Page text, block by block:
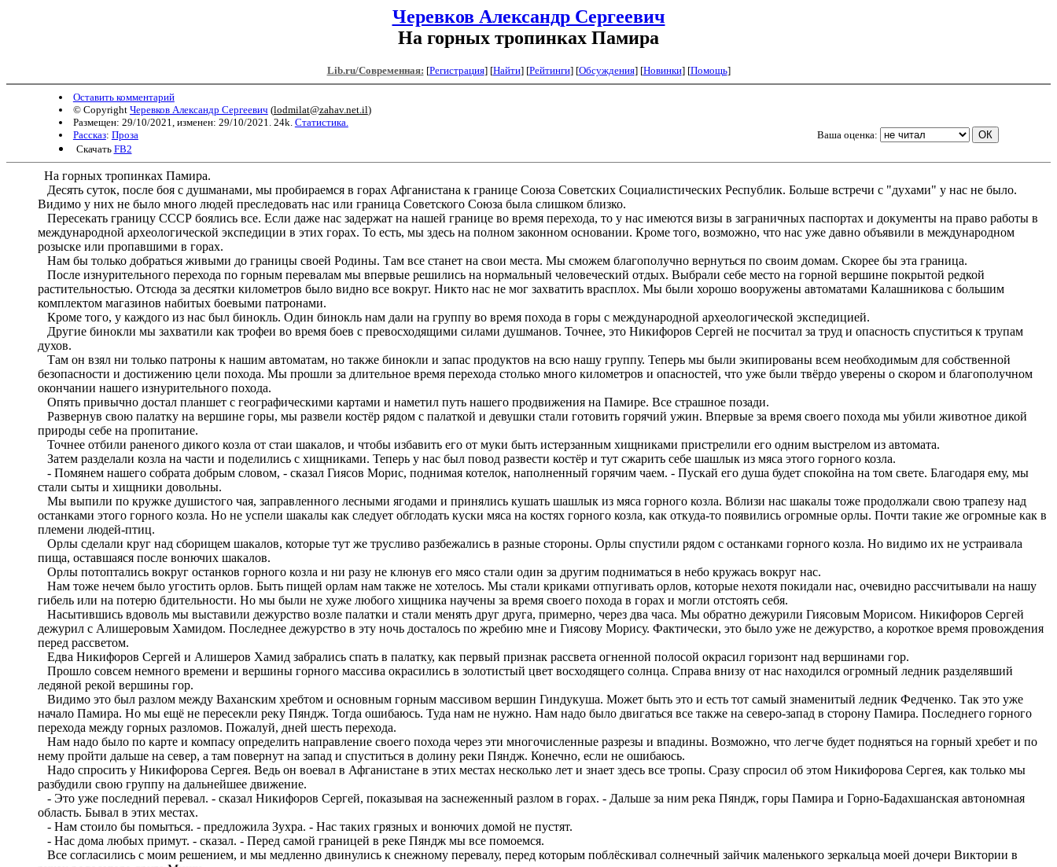
Черевков Александр Сергеевич
На горных тропинках Памира
Lib.ru/Современная: [Регистрация] [Найти] [Рейтинги] [Обсуждения] [Новинки] [Помощь]
Оставить комментарий
© Copyright Черевков Александр Сергеевич (lodmilat@zahav.net.il)
Размещен: 29/10/2021, изменен: 29/10/2021. 24k. Статистика.
Рассказ: Проза
Скачать FB2
Ваша оценка:
На горных тропинках Памира.
Десять суток, после боя с душманами, мы пробираемся в горах Афганистана к границе Союза Советских Социалистических Республик. Больше встречи с "духами" у нас не было.
Видимо у них не было много людей преследовать нас или граница Советского Союза была слишком близко.
Пересекать границу СССР боялись все. Если даже нас задержат на нашей границе во время перехода, то у нас имеются визы в заграничных паспортах и документы на право работы в
международной археологической экспедиции в этих горах. То есть, мы здесь на полном законном основании. Кроме того, возможно, что нас уже давно объявили в международном
розыске или пропавшими в горах.
Нам бы только добраться живыми до границы своей Родины. Там все станет на свои места. Мы сможем благополучно вернуться по своим домам. Скорее бы эта граница.
После изнурительного перехода по горным перевалам мы впервые решились на нормальный человеческий отдых. Выбрали себе место на горной вершине покрытой редкой
растительностью. Отсюда за десятки километров было видно все вокруг. Никто нас не мог захватить врасплох. Мы были хорошо вооружены автоматами Калашникова с большим
комплектом магазинов набитых боевыми патронами.
Кроме того, у каждого из нас был бинокль. Один бинокль нам дали на группу во время похода в горы с международной археологической экспедицией.
Другие бинокли мы захватили как трофеи во время боев с превосходящими силами душманов. Точнее, это Никифоров Сергей не посчитал за труд и опасность спуститься к трупам
духов.
Там он взял ни только патроны к нашим автоматам, но также бинокли и запас продуктов на всю нашу группу. Теперь мы были экипированы всем необходимым для собственной
безопасности и достижению цели похода. Мы прошли за длительное время перехода столько много километров и опасностей, что уже были твёрдо уверены о скором и благополучном
окончании нашего изнурительного похода.
Опять привычно достал планшет с географическими картами и наметил путь нашего продвижения на Памире. Все страшное позади.
Развернув свою палатку на вершине горы, мы развели костёр рядом с палаткой и девушки стали готовить горячий ужин. Впервые за время своего похода мы убили животное дикой
природы себе на пропитание.
Точнее отбили раненого дикого козла от стаи шакалов, и чтобы избавить его от муки быть истерзанным хищниками пристрелили его одним выстрелом из автомата.
Затем разделали козла на части и поделились с хищниками. Теперь у нас был повод развести костёр и тут сжарить себе шашлык из мяса этого горного козла.
- Помянем нашего собрата добрым словом, - сказал Гиясов Морис, поднимая котелок, наполненный горячим чаем. - Пускай его душа будет спокойна на том свете. Благодаря ему, мы
стали сыты и хищники довольны.
Мы выпили по кружке душистого чая, заправленного лесными ягодами и принялись кушать шашлык из мяса горного козла. Вблизи нас шакалы тоже продолжали свою трапезу над
останками этого горного козла. Но не успели шакалы как следует обглодать куски мяса на костях горного козла, как откуда-то появились огромные орлы. Почти такие же огромные как в
племени людей-птиц.
Орлы сделали круг над сборищем шакалов, которые тут же трусливо разбежались в разные стороны. Орлы спустили рядом с останками горного козла. Но видимо их не устраивала
пища, оставшаяся после вонючих шакалов.
Орлы потоптались вокруг останков горного козла и ни разу не клюнув его мясо стали один за другим подниматься в небо кружась вокруг нас.
Нам тоже нечем было угостить орлов. Быть пищей орлам нам также не хотелось. Мы стали криками отпугивать орлов, которые нехотя покидали нас, очевидно рассчитывали на нашу
гибель или на потерю бдительности. Но мы были не хуже любого хищника научены за время своего похода в горах и могли отстоять себя.
Насытившись вдоволь мы выставили дежурство возле палатки и стали менять друг друга, примерно, через два часа. Мы обратно дежурили Гиясовым Морисом. Никифоров Сергей
дежурил с Алишеровым Хамидом. Последнее дежурство в эту ночь досталось по жребию мне и Гиясову Морису. Фактически, это было уже не дежурство, а короткое время провождения
перед рассветом.
Едва Никифоров Сергей и Алишеров Хамид забрались спать в палатку, как первый признак рассвета огненной полосой окрасил горизонт над вершинами гор.
Прошло совсем немного времени и вершины горного массива окрасились в золотистый цвет восходящего солнца. Справа внизу от нас находился огромный ледник разделявший
ледяной рекой вершины гор.
Видимо это был разлом между Ваханским хребтом и основным горным массивом вершин Гиндукуша. Может быть это и есть тот самый знаменитый ледник Федченко. Так это уже
начало Памира. Но мы ещё не пересекли реку Пяндж. Тогда ошибаюсь. Туда нам не нужно. Нам надо было двигаться все также на северо-запад в сторону Памира. Последнего горного
перехода между горных разломов. Пожалуй, дней шесть перехода.
Нам надо было по карте и компасу определить направление своего похода через эти многочисленные разрезы и впадины. Возможно, что легче будет подняться на горный хребет и по
нему пройти дальше на север, а там повернут на запад и спуститься в долину реки Пяндж. Конечно, если не ошибаюсь.
Надо спросить у Никифорова Сергея. Ведь он воевал в Афганистане в этих местах несколько лет и знает здесь все тропы. Сразу спросил об этом Никифорова Сергея, как только мы
разбудили свою группу на дальнейшее движение.
- Это уже последний перевал. - сказал Никифоров Сергей, показывая на заснеженный разлом в горах. - Дальше за ним река Пяндж, горы Памира и Горно-Бадахшанская автономная
область. Бывал в этих местах.
- Нам стоило бы помыться. - предложила Зухра. - Нас таких грязных и вонючих домой не пустят.
- Нас дома любых примут. - сказал. - Перед самой границей в реке Пяндж мы все помоемся.
Все согласились с моим решением, и мы медленно двинулись к снежному перевалу, перед которым поблёскивал солнечный зайчик маленького зеркальца моей дочери Виктории в